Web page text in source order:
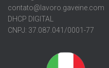
contato@lavoro.gaveine.com
DHCP DIGITAL
CNPJ: 37.087.041/0001-77